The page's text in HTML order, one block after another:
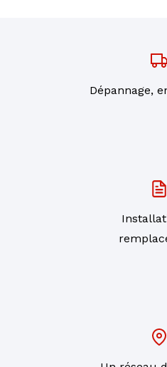
Dépannage,